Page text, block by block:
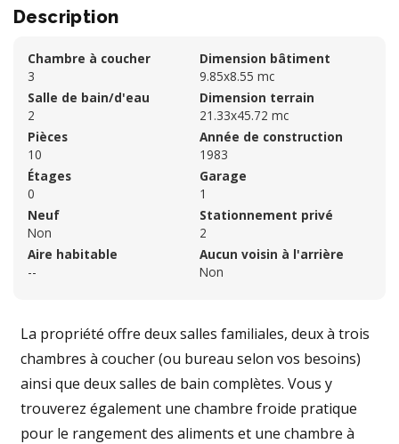
Description
Chambre à coucher
3
Salle de bain/d'eau
2
Pièces
10
Étages
0
Neuf
Non
Aire habitable
--
Dimension bâtiment
9.85x8.55 mc
Dimension terrain
21.33x45.72 mc
Année de construction
1983
Garage
1
Stationnement privé
2
Aucun voisin à l'arrière
Non
La propriété offre deux salles familiales, deux à trois
chambres à coucher (ou bureau selon vos besoins)
ainsi que deux salles de bain complètes. Vous y
trouverez également une chambre froide pratique
pour le rangement des aliments et une chambre à